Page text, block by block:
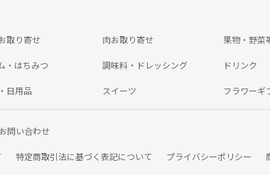
取り寄せ 肉お取り寄せ 果物・野菜
・はちみつ 調味料・ドレッシング ドリンク
日用品 スイーツ フラワーギ
お問い合わせ
特定商取引法に基づく表記について プライバシーポリシー